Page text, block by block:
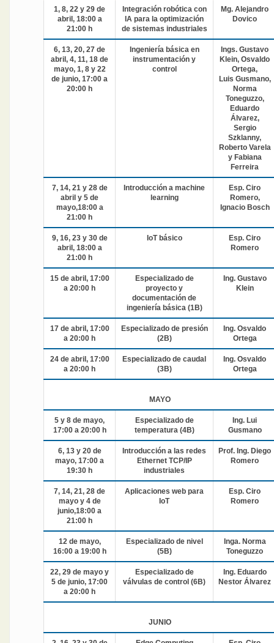
1, 8, 22 y 29 de
abril, 18:00 a
21:00 h
Integración robótica con
IA para la optimización
de sistemas industriales
Mg. Alejandro
Dovico
6, 13, 20, 27 de
abril, 4, 11, 18 de
mayo, 1, 8 y 22
de junio, 17:00 a
20:00 h
Ingeniería básica en
instrumentación y
control
Ings. Gustavo
Klein, Osvaldo
Ortega,
Luis Gusmano,
Norma
Toneguzzo,
Eduardo
Álvarez,
Sergio
Szklanny,
Roberto Varela
y Fabiana
Ferreira
7, 14, 21 y 28 de
abril y 5 de
mayo,18:00 a
21:00 h
Introducción a machine
learning
Esp. Ciro
Romero,
Ignacio Bosch
9, 16, 23 y 30 de
abril, 18:00 a
21:00 h
IoT básico
Esp. Ciro
Romero
15 de abril, 17:00
a 20:00 h
Especializado de
proyecto y
documentación de
ingeniería básica (1B)
Ing. Gustavo
Klein
17 de abril, 17:00
a 20:00 h
Especializado de presión
(2B)
Ing. Osvaldo
Ortega
24 de abril, 17:00
a 20:00 h
Especializado de caudal
(3B)
Ing. Osvaldo
Ortega
MAYO
5 y 8 de mayo,
17:00 a 20:00 h
Especializado de
temperatura (4B)
Ing. Lui
Gusmano
6, 13 y 20 de
mayo, 17:00 a
19:30 h
Introducción a las redes
Ethernet TCP/IP
industriales
Prof. Ing. Diego
Romero
7, 14, 21, 28 de
mayo y 4 de
junio,18:00 a
21:00 h
Aplicaciones web para
IoT
Esp. Ciro
Romero
12 de mayo,
16:00 a 19:00 h
Especializado de nivel
(5B)
Inga. Norma
Toneguzzo
22, 29 de mayo y
5 de junio, 17:00
a 20:00 h
Especializado de
válvulas de control (6B)
Ing. Eduardo
Nestor Álvarez
JUNIO